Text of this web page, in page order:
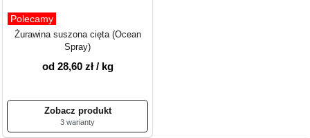
Polecamy
Żurawina suszona cięta (Ocean
Spray)
od 28,60 zł / kg
3 warianty